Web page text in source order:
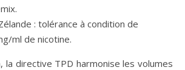
: tolérance à condition de
ml de nicotine.
la directive TPD harmonise les volumes